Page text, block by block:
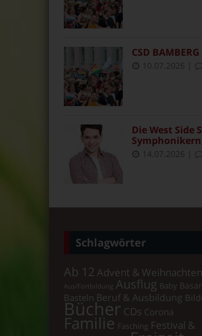
CSD
10.07.2026
Die West
14.07.2026
Schlagwörter
Ab 12 Advent & Weihnachten
Aus/Fortbildung Ausflug Baby
Basteln Beruf & Ausbildung
Bücher CDs Corona
Familie Fasching Festival &